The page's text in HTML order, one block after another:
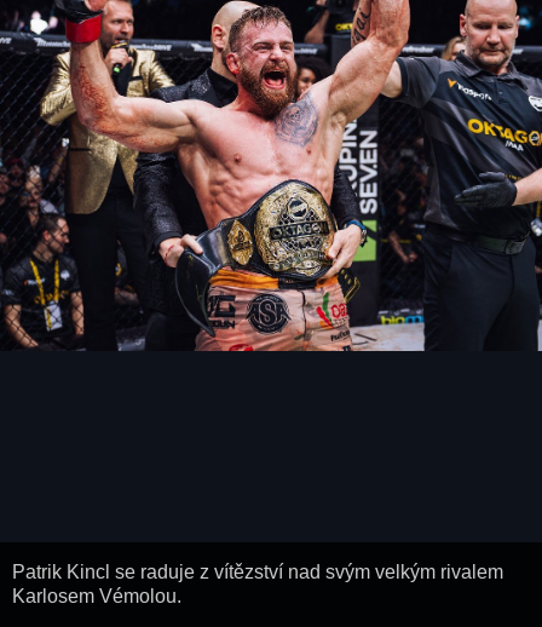
Patrik Kincl se raduje z vítězství nad svým velkým rivalem
Karlosem Vémolou.